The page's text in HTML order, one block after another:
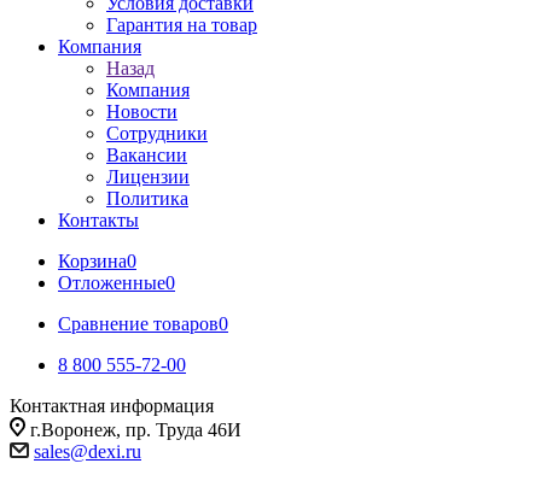
Гарантия на товар
Компания
Назад
Компания
Новости
Сотрудники
Вакансии
Лицензии
Политика
Контакты
Корзина0
Отложенные0
Сравнение товаров0
8 800 555-72-00
Контактная информация
г.Воронеж, пр. Труда 46И
sales@dexi.ru